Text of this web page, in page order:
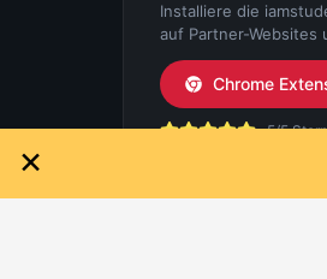
×
Installiere die
auf Partner-Websites
Chrome
5/5